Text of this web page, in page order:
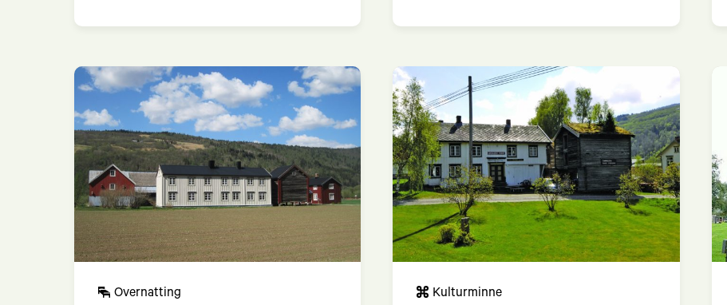
Overnatting Kulturminne